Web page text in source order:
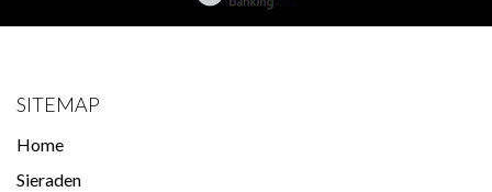
SITEMAP
Home
Sieraden